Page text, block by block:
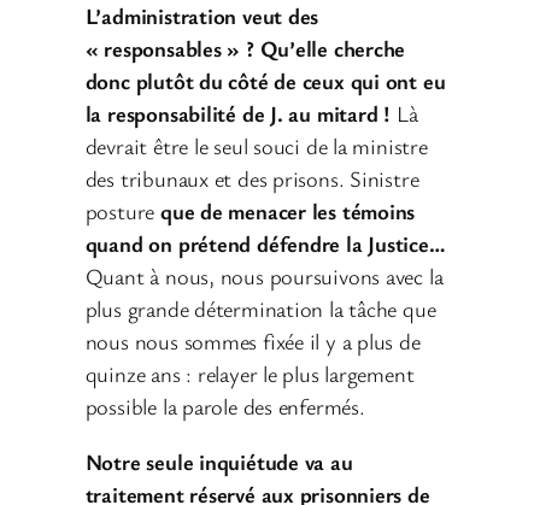
L’administration veut des
« responsables » ? Qu’elle cherche
donc plutôt du côté de ceux qui ont eu
la responsabilité de J. au mitard ! Là
devrait être le seul souci de la ministre
des tribunaux et des prisons. Sinistre
posture que de menacer les témoins
quand on prétend défendre la Justice…
Quant à nous, nous poursuivons avec la
plus grande détermination la tâche que
nous nous sommes fixée il y a plus de
quinze ans : relayer le plus largement
possible la parole des enfermés.
Notre seule inquiétude va au
traitement réservé aux prisonniers de